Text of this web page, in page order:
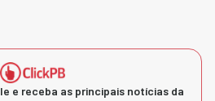
e receba as principais notícias da